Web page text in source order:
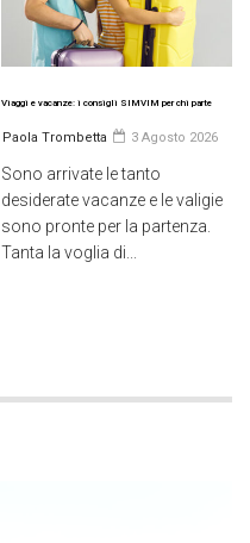
Viaggi e vacanze: i consigli SIMVIM per chi parte
Paola Trombetta 3 Agosto 2026
Sono arrivate le tanto
desiderate vacanze e le valigie
sono pronte per la partenza.
Tanta la voglia di...